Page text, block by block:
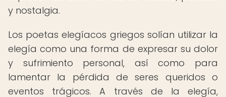
y nostalgia.
Los poetas elegíacos griegos solían utilizar la
elegía como una forma de expresar su dolor
y sufrimiento personal, así como para
lamentar la pérdida de seres queridos o
eventos trágicos. A través de la elegía,